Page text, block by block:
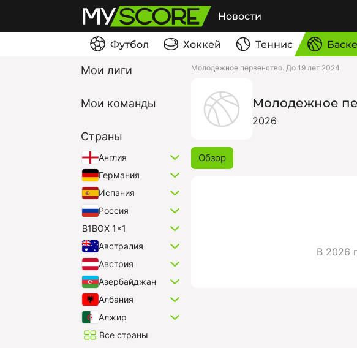
Новости
Футбол Хоккей Теннис
Мои лиги
Мои команды
Страны
Англия
Германия
Испания
Россия
B1BOX 1x1
Австралия
Австрия
Азербайджан
Албания
Алжир
Все страны
Молодежное первенство. До 19 лет 2024
Молодежное
2026
Обзор
В 2026